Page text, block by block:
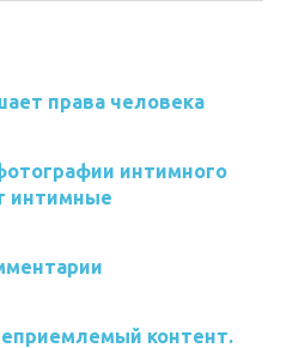
права человека
интимного
интимные
контент.